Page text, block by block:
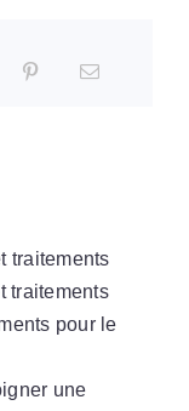
traitements
traitements
pour le
une